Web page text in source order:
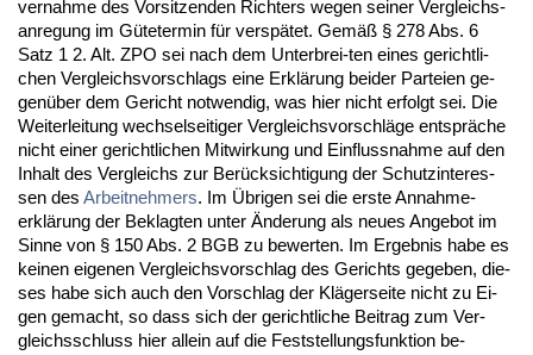
ver­nah­me des Vor­sit­zen­den Rich­ters we­gen sei­ner Ver­gleichs­
an­re­gung im Güte­ter­min für ver­spätet. Gemäß § 278 Abs. 6
Satz 1 2. Alt. ZPO sei nach dem Un­ter­brei-ten ei­nes ge­richt­li­
chen Ver­gleichs­vor­schlags ei­ne Erklärung bei­der Par­tei­en ge­
genüber dem Ge­richt not­wen­dig, was hier nicht er­folgt sei. Die
Wei­ter­lei­tung wech­sel­sei­ti­ger Ver­gleichs­vor­schläge entspräche
nicht ei­ner ge­richt­li­chen Mit­wir­kung und Ein­fluss­nah­me auf den
In­halt des Ver­gleichs zur Berück­sich­ti­gung der Schutz­in­ter­es­
sen des Ar­beit­neh­mers. Im Übri­gen sei die ers­te An­nah­me­
erklärung der Be­klag­ten un­ter Ände­rung als neu­es An­ge­bot im
Sin­ne von § 150 Abs. 2 BGB zu be­wer­ten. Im Er­geb­nis ha­be es
kei­nen ei­ge­nen Ver­gleichs­vor­schlag des Ge­richts ge­ge­ben, die­
ses ha­be sich auch den Vor­schlag der Kläger­sei­te nicht zu Ei­
gen ge­macht, so dass sich der ge­richt­li­che Bei­trag zum Ver­
gleichs­schluss hier al­lein auf die Fest­stel­lungs­funk­ti­on be­